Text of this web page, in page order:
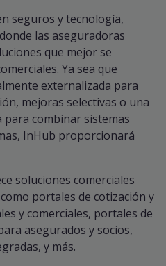
seguros y tecnología,
las aseguradoras
que mejor se
Ya sea que
externalizada para
mejoras selectivas o una
combinar sistemas
InHub proporcionará
soluciones comerciales
portales de cotización y
y comerciales, portales de
asegurados y socios,
y más.